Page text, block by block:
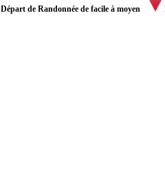
Départ de Randonnée de facile à moyen